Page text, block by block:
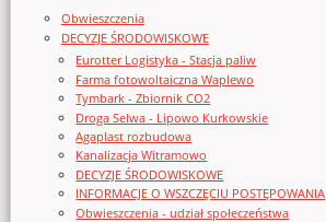
Obwieszczenia
DECYZJE ŚRODOWISKOWE
Eurotter Logistyka - Stacja paliw
Farma fotowoltaiczna Waplewo
Tymbark - Zbiornik CO2
Droga Selwa - Lipowo Kurkowskie
Agaplast rozbudowa
Kanalizacja Witramowo
DECYZJE ŚRODOWISKOWE
INFORMACJE O WSZCZĘCIU POSTĘPOWANIA
Obwieszczenia - udział społeczeństwa